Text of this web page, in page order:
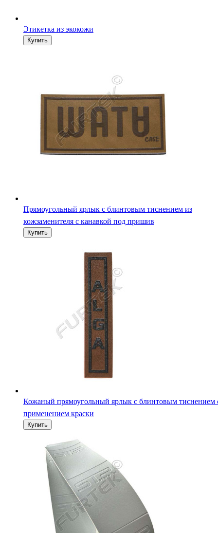
Этикетка из экокожи
Прямоугольный ярлык с блинтовым тиснением из
кожзаменителя с канавкой под пришив
Кожаный прямоугольный ярлык с блинтовым тиснением
применением краски